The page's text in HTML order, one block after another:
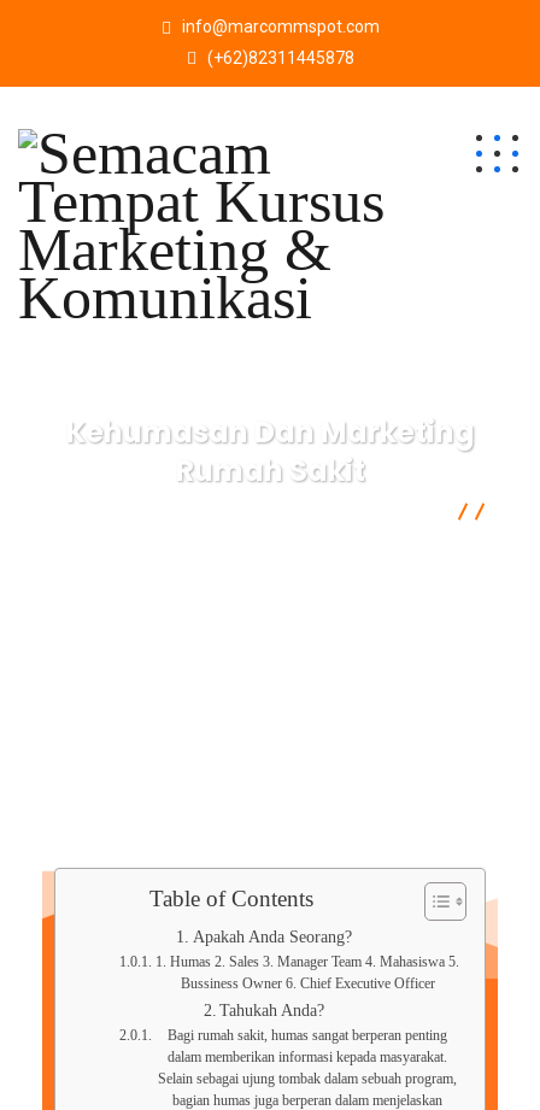
info@marcommspot.com
(+62)82311445878
Kehumasan Dan Marketing
Rumah Sakit
Table of Contents
Apakah Anda Seorang?
1. Humas 2. Sales 3. Manager Team 4. Mahasiswa 5.
Bussiness Owner 6. Chief Executive Officer
Tahukah Anda?
Bagi rumah sakit, humas sangat berperan penting
dalam memberikan informasi kepada masyarakat.
Selain sebagai ujung tombak dalam sebuah program,
bagian humas juga berperan dalam menjelaskan